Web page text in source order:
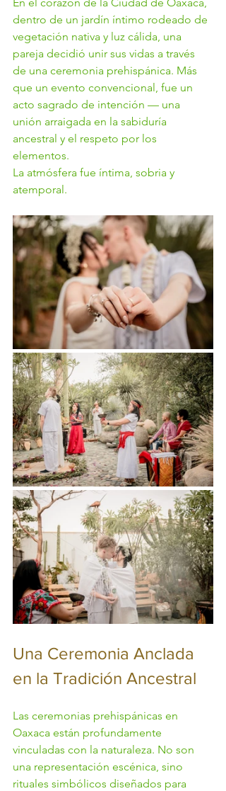
dentro de un jardín íntimo rodeado de
vegetación nativa y luz cálida, una
pareja decidió unir sus vidas a través
de una ceremonia prehispánica. Más
que un evento convencional, fue un
acto sagrado de intención — una
unión arraigada en la sabiduría
ancestral y el respeto por los
elementos.
La atmósfera fue íntima, sobria y
atemporal.
Una Ceremonia Anclada
en la Tradición Ancestral
Las ceremonias prehispánicas en
Oaxaca están profundamente
vinculadas con la naturaleza. No son
una representación escénica, sino
rituales simbólicos diseñados para